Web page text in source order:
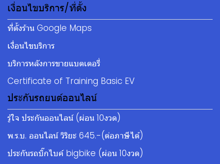
เงื่อนไขบริการ/ที่ตั้ง
ที่ตั้งร้าน Google Maps
เงื่อนไขบริการ
บริการหลังการขายแบตเตอรี่
Certificate of Training Basic EV
ประกันรถยนต์ออนไลน์
รู้ใจ ประกันออนไลน์ (ผ่อน 10งวด)
พ.ร.บ. ออนไลน์ วิริยะ 645.-(ต่อภาษีได้)
ประกันรถบิ๊กไบค์ bigbike (ผ่อน 10งวด)